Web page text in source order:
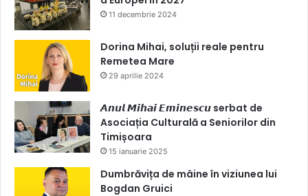
11 decembrie 2024
Dorina Mihai, soluții reale pentru
Remetea Mare
29 aprilie 2024
𝘼𝙣𝙪𝙡 𝙈𝙞𝙝𝙖𝙞 𝙀𝙢𝙞𝙣𝙚𝙨𝙘𝙪 serbat de
Asociația Culturală a Seniorilor din
Timișoara
15 ianuarie 2025
Dumbrăvița de mâine în viziunea lui
Bogdan Gruici